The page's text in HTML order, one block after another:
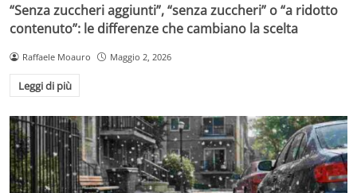
“Senza zuccheri aggiunti”, “senza zuccheri” o “a ridotto
contenuto”: le differenze che cambiano la scelta
Raffaele Moauro Maggio 2, 2026
Leggi di più